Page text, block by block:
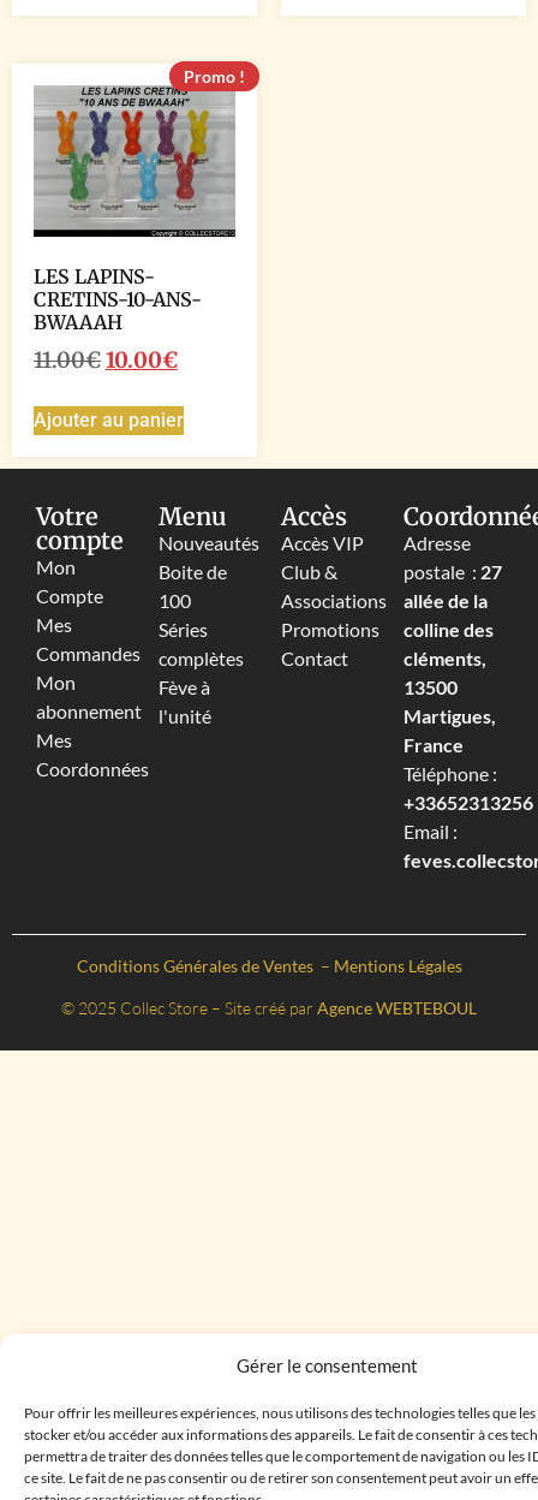
Gérer le consentement
Pour offrir les meilleures expériences, nous utilisons des technologies telles que
stocker et/ou accéder aux informations des appareils. Le fait de consentir à ces
permettra de traiter des données telles que le comportement de navigation ou les
ce site. Le fait de ne pas consentir ou de retirer son consentement peut avoir un
Promo !
LES LAPINS-
CRETINS-10-ANS-
BWAAAH
11.00€10.00€
Ajouter au panier
Votre
compte
Mon
Compte
Mes
Commandes
Mon
abonnement
Mes
Coordonnées
Menu
Nouveautés
Boite de
100
Séries
complètes
Fève à
l'unité
Accès
Accès VIP
Club &
Associations
Promotions
Contact
Adresse
postale : 27
allée de la
colline des
cléments,
13500
Martigues,
France
Téléphone :
+33652313256‬
Email :
Conditions Générales de Ventes – Mentions Légales
© 2025 Collec Store – Site créé par Agence WEBTEBOUL